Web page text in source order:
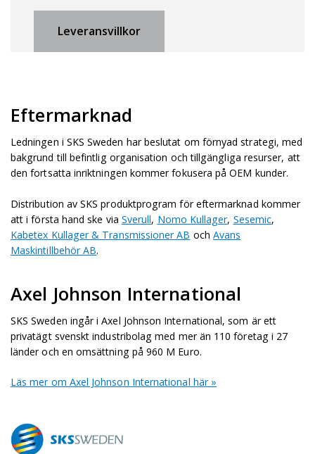
Leveransvillkor
Eftermarknad
Ledningen i SKS Sweden har beslutat om förnyad strategi, med
bakgrund till befintlig organisation och tillgängliga resurser, att
den fortsatta inriktningen kommer fokusera på OEM kunder.
Distribution av SKS produktprogram för eftermarknad kommer
att i första hand ske via Sverull, Nomo Kullager, Sesemic,
Kabetex Kullager & Transmissioner AB och Avans
Maskintillbehör AB.
Axel Johnson International
SKS Sweden ingår i Axel Johnson International, som är ett
privatägt svenskt industribolag med mer än 110 företag i 27
länder och en omsättning på 960 M Euro.
Läs mer om Axel Johnson International här »